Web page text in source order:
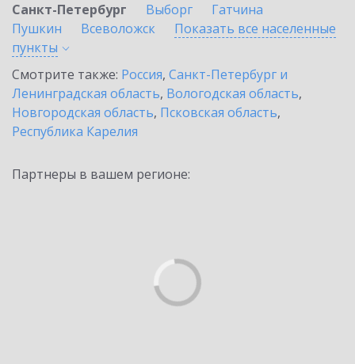
Санкт-Петербург
Выборг
Гатчина
Пушкин
Всеволожск
Показать все населенные
пункты
Смотрите также: Россия, Санкт-Петербург и
Ленинградская область, Вологодская область,
Новгородская область, Псковская область,
Республика Карелия
Партнеры в вашем регионе: